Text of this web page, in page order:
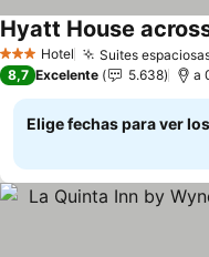
3 Estrellas
Hotel Suites
8,7 Excelente 5.638
Elige fechas para ver